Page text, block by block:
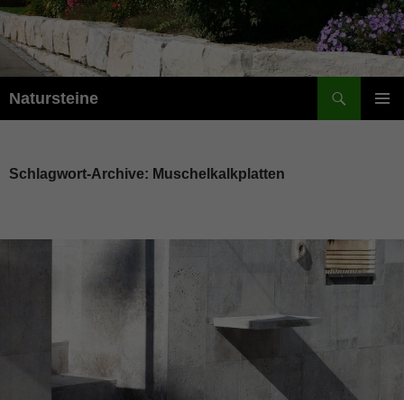
Natursteine
Schlagwort-Archive: Muschelkalkplatten